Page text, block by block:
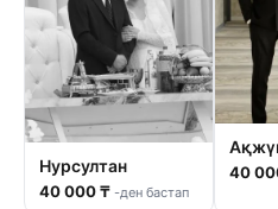
Нурсултан
40 000 ₸ -ден бастап
40